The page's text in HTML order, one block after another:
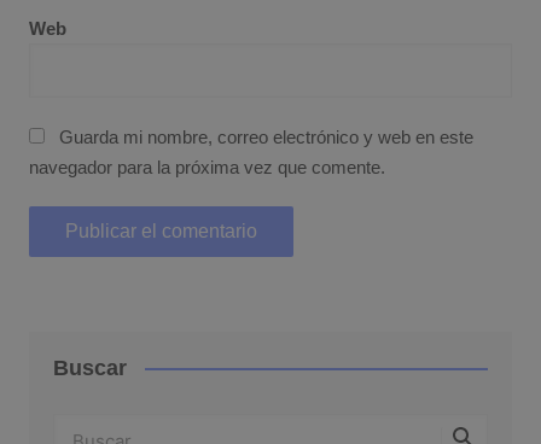
Web
Guarda mi nombre, correo electrónico y web en este
navegador para la próxima vez que comente.
Buscar